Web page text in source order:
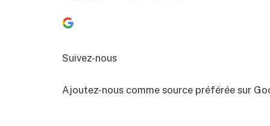
Suivez-nous
Ajoutez-nous comme source préférée sur